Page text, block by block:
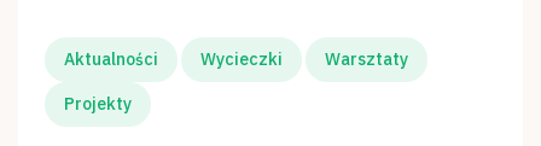
Aktualności Wycieczki Warsztaty
Projekty